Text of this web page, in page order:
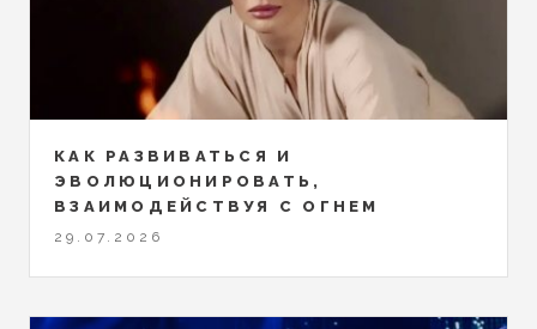
КАК РАЗВИВАТЬСЯ И
ЭВОЛЮЦИОНИРОВАТЬ,
ВЗАИМОДЕЙСТВУЯ С ОГНЕМ
29.07.2026